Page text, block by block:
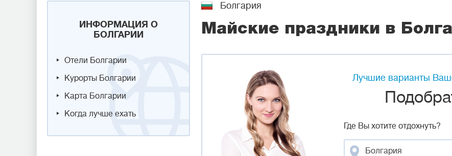
ИНФОРМАЦИЯ О
БОЛГАРИИ
Отели Болгарии
Курорты Болгарии
Карта Болгарии
Когда лучше ехать
Болгария
Майские праздники в
Лучшие варианты
Где Вы хотите отдохнуть?
Болгария